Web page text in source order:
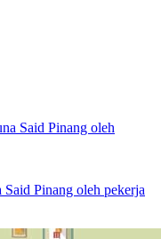
Pinang oleh pekerja